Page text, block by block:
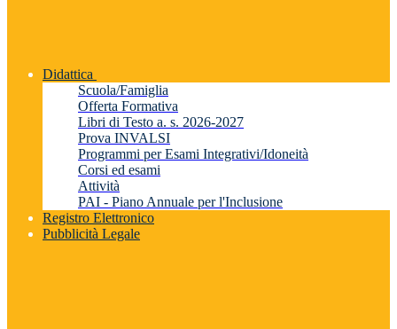
Didattica
Scuola/Famiglia
Offerta Formativa
Libri di Testo a. s. 2026-2027
Prova INVALSI
Programmi per Esami Integrativi/Idoneità
Corsi ed esami
Attività
PAI - Piano Annuale per l'Inclusione
Registro Elettronico
Pubblicità Legale